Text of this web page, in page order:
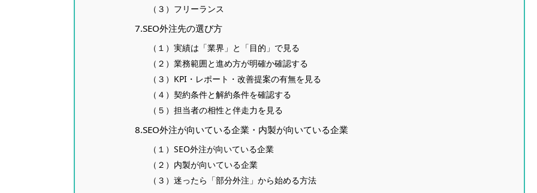
（３）フリーランス
7.SEO外注先の選び方
（１）実績は「業界」と「目的」で見る
（２）業務範囲と進め方が明確か確認する
（３）KPI・レポート・改善提案の有無を見る
（４）契約条件と解約条件を確認する
（５）担当者の相性と伴走力を見る
8.SEO外注が向いている企業・内製が向いている企業
（１）SEO外注が向いている企業
（２）内製が向いている企業
（３）迷ったら「部分外注」から始める方法